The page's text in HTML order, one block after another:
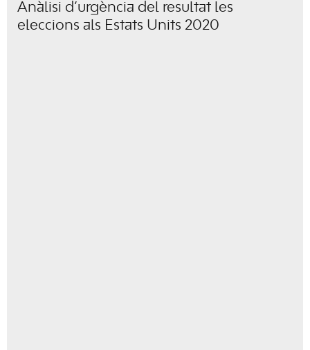
Anàlisi d’urgència del resultat les
eleccions als Estats Units 2020